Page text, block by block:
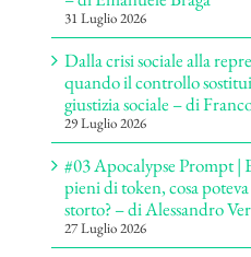
31 Luglio 2026
Dalla crisi sociale alla
quando il controllo
giustizia sociale – di
29 Luglio 2026
#03 Apocalypse Prompt |
pieni di token, cosa
storto? – di Alessandro
27 Luglio 2026